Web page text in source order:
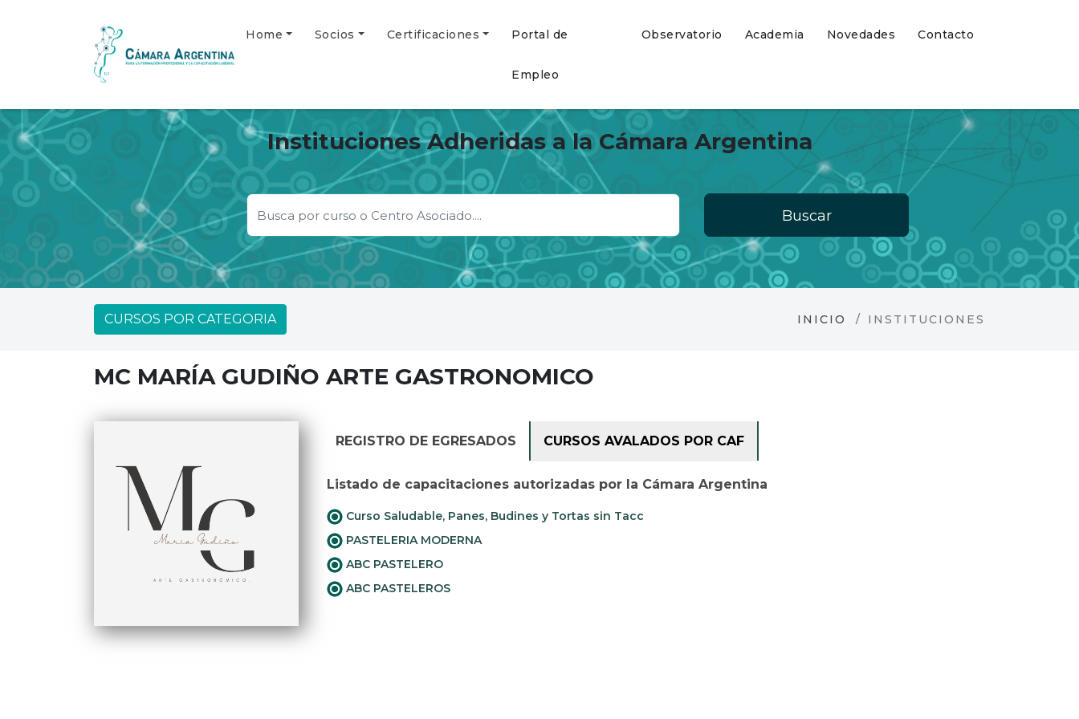
Home Socios Certificaciones Portal de
Empleo
Observatorio Academia Novedades Contacto
Instituciones Adheridas a la Cámara Argentina
Buscar
CURSOS POR CATEGORIA INICIO INSTITUCIONES
MC MARÍA GUDIÑO ARTE GASTRONOMICO
REGISTRO DE EGRESADOS CURSOS AVALADOS POR CAF
Listado de capacitaciones autorizadas por la Cámara Argentina
Curso Saludable, Panes, Budines y Tortas sin Tacc
PASTELERIA MODERNA
ABC PASTELERO
ABC PASTELEROS